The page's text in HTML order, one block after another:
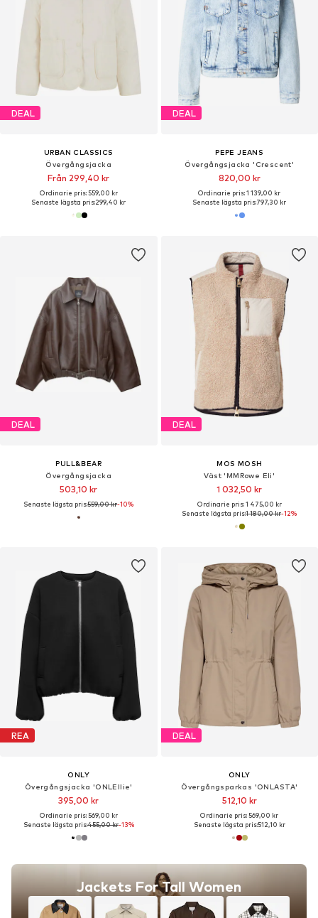
DEAL
URBAN CLASSICS
Övergångsjacka
Från 299,40 kr
Ordinarie pris: 559,00 kr
Senaste lägsta pris:299,40 kr
DEAL
PEPE JEANS
Övergångsjacka 'Crescent'
820,00 kr
Ordinarie pris: 1 139,00 kr
Senaste lägsta pris:797,30 kr
DEAL
PULL&BEAR
Övergångsjacka
503,10 kr
Senaste lägsta pris:559,00 kr-10%
DEAL
MOS MOSH
Väst 'MMRowe Eli'
1 032,50 kr
Ordinarie pris: 1 475,00 kr
Senaste lägsta pris:1 180,00 kr-12%
REA
ONLY
Övergångsjacka 'ONLEllie'
395,00 kr
Ordinarie pris: 569,00 kr
Senaste lägsta pris:455,00 kr-13%
Jackets For Tall Women
DEAL
ONLY
Övergångsparkas 'ONLASTA'
512,10 kr
Ordinarie pris: 569,00 kr
Senaste lägsta pris:512,10 kr